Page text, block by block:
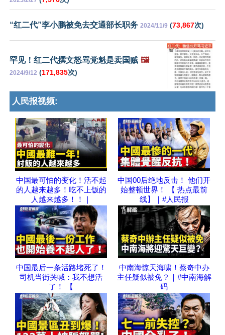
“红二代”李小鹏被免去交通部长职务 2024/11/9 (73,867次)
罕见！红二代撰文怒骂党魁是卖国贼 🖼️
2024/9/12 (171,835次)
人民报视频:
中国最可怕的变化！活不起
的人越来越多！吃不上饭的
人越来越多！！｜
中国00后绝地反击！ 他们开
始整顿世界！ 【 热点最前
线】｜#人民报
中国最后一条活路堵死了！
司机当街哭喊：我不想活
了！ 【
中南海惊天海啸！蔡奇中办
主任疑似被免？｜#中南海解
码